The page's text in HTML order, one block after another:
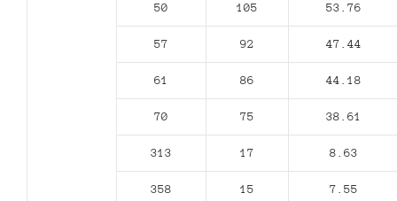
50 105 53.76
57 92 47.44
61 86 44.18
70 75 38.61
313 17 8.63
358 15 7.55